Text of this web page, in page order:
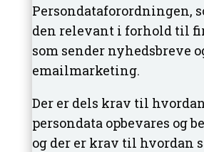
Persondataforordningen,
den relevant i forhold til
som sender nyhedsbreve
emailmarketing.
Der er dels krav til
persondata opbevares og
og der er krav til hvordan